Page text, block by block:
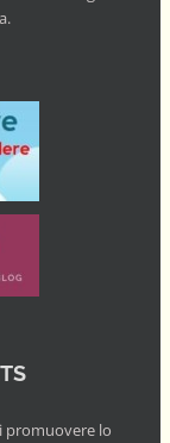
promuovere lo